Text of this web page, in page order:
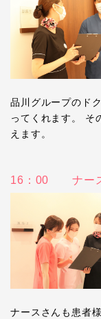
品川グループのド
ってくれます。 そ
えます。
16：00 ナース
ナースさんも患者